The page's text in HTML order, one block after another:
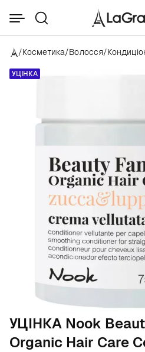
/Косметика/Волосся/
УЦІНКА
УЦІНКА Nook
Organic Hair Care